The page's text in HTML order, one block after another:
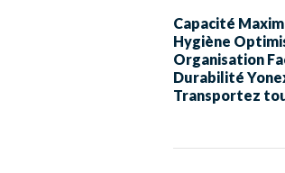
Capacité
Hygiène
Organisation
Durabilité
Transportez